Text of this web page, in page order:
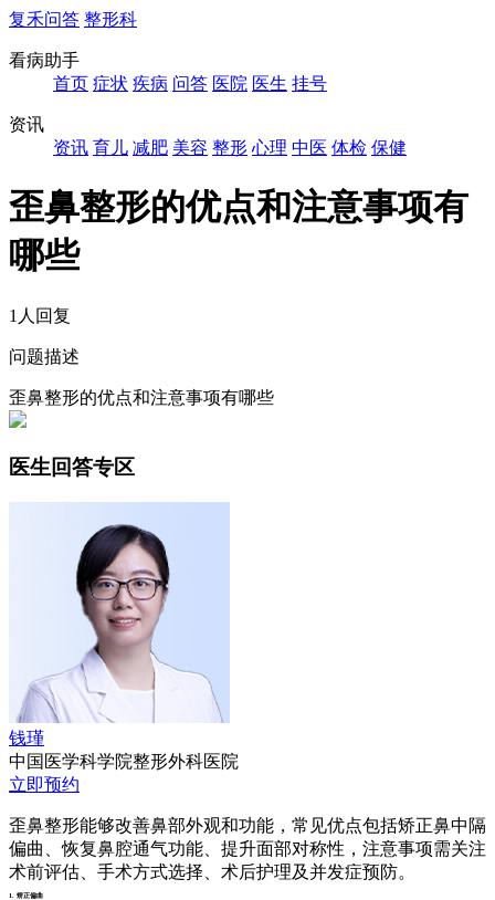
复禾问答 整形科
看病助手
首页 症状 疾病 问答 医院 医生 挂号
资讯
资讯 育儿 减肥 美容 整形 心理 中医 体检 保健
歪鼻整形的优点和注意事项有
哪些
1人回复
问题描述
歪鼻整形的优点和注意事项有哪些
医生回答专区
钱瑾
中国医学科学院整形外科医院
立即预约
歪鼻整形能够改善鼻部外观和功能，常见优点包括矫正鼻中隔
偏曲、恢复鼻腔通气功能、提升面部对称性，注意事项需关注
术前评估、手术方式选择、术后护理及并发症预防。
1. 矫正偏曲